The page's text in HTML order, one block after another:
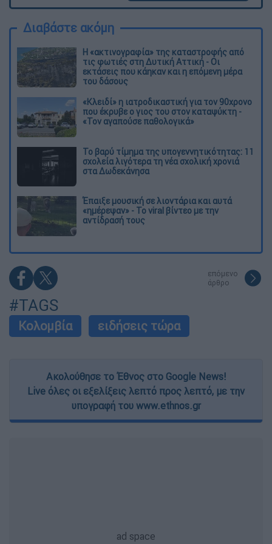
Διαβάστε ακόμη
Η «ακτινογραφία» της καταστροφής από
τις φωτιές στη Δυτική Αττική - Οι
εκτάσεις που κάηκαν και η επόμενη μέρα
του δάσους
«Κλειδί» η ιατροδικαστική για τον 90χρονο
που έκρυβε ο γιος του στον καταψύκτη -
«Τον αγαπούσε παθολογικά»
Το βαρύ τίμημα της υπογεννητικότητας: 11
σχολεία λιγότερα τη νέα σχολική χρονιά
στα Δωδεκάνησα
Έπαιξε μουσική σε λιοντάρια και αυτά
«ημέρεψαν» - Το viral βίντεο με την
αντίδρασή τους
επόμενο
άρθρο
#TAGS
Κολομβία ειδήσεις τώρα
Ακολούθησε το Έθνος στο Google News!
Live όλες οι εξελίξεις λεπτό προς λεπτό, με την
υπογραφή του www.ethnos.gr